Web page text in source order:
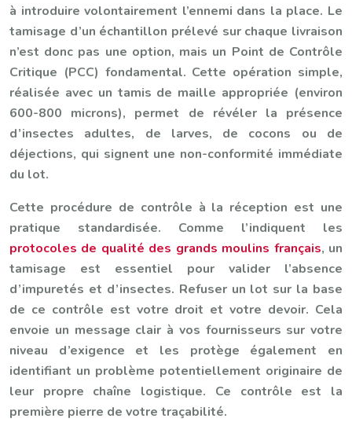
à introduire volontairement l’ennemi dans la place. Le
tamisage d’un échantillon prélevé sur chaque livraison
n’est donc pas une option, mais un Point de Contrôle
Critique (PCC) fondamental. Cette opération simple,
réalisée avec un tamis de maille appropriée (environ
600-800 microns), permet de révéler la présence
d’insectes adultes, de larves, de cocons ou de
déjections, qui signent une non-conformité immédiate
du lot.
Cette procédure de contrôle à la réception est une
pratique standardisée. Comme l’indiquent les
protocoles de qualité des grands moulins français, un
tamisage est essentiel pour valider l’absence
d’impuretés et d’insectes. Refuser un lot sur la base
de ce contrôle est votre droit et votre devoir. Cela
envoie un message clair à vos fournisseurs sur votre
niveau d’exigence et les protège également en
identifiant un problème potentiellement originaire de
leur propre chaîne logistique. Ce contrôle est la
première pierre de votre traçabilité.